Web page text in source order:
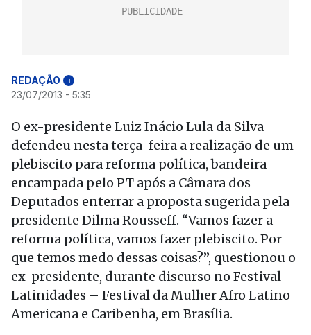
REDAÇÃO i
23/07/2013 - 5:35
O ex-presidente Luiz Inácio Lula da Silva
defendeu nesta terça-feira a realização de um
plebiscito para reforma política, bandeira
encampada pelo PT após a Câmara dos
Deputados enterrar a proposta sugerida pela
presidente Dilma Rousseff. “Vamos fazer a
reforma política, vamos fazer plebiscito. Por
que temos medo dessas coisas?”, questionou o
ex-presidente, durante discurso no Festival
Latinidades – Festival da Mulher Afro Latino
Americana e Caribenha, em Brasília.